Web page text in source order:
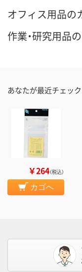
オフィス用品の
作業・研究用品
あなたが最近チェッ
￥264（税込）
カゴへ